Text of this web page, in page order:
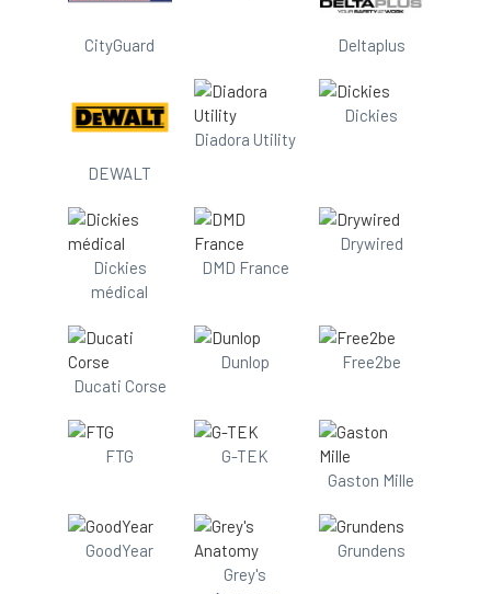
CityGuard Deltaplus
DEWALT
Diadora Utility
Dickies
Dickies
médical
DMD France
Drywired
Ducati Corse
Dunlop Free2be
FTG
G-TEK
Gaston Mille
GoodYear
Grey's
Grundens